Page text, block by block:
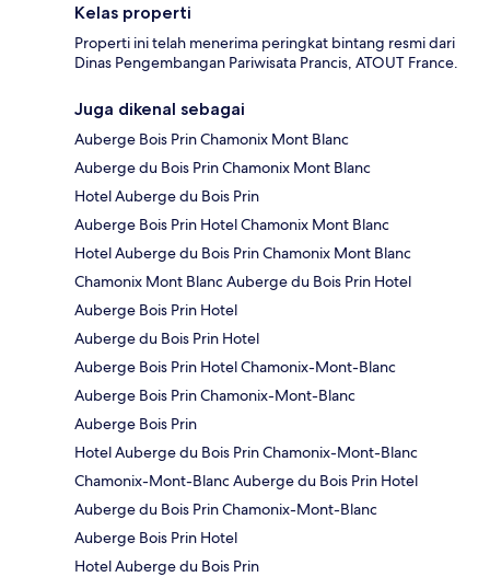
Kelas properti
Properti ini telah menerima peringkat bintang resmi dari
Dinas Pengembangan Pariwisata Prancis, ATOUT France.
Juga dikenal sebagai
Auberge Bois Prin Chamonix Mont Blanc
Auberge du Bois Prin Chamonix Mont Blanc
Hotel Auberge du Bois Prin
Auberge Bois Prin Hotel Chamonix Mont Blanc
Hotel Auberge du Bois Prin Chamonix Mont Blanc
Chamonix Mont Blanc Auberge du Bois Prin Hotel
Auberge Bois Prin Hotel
Auberge du Bois Prin Hotel
Auberge Bois Prin Hotel Chamonix-Mont-Blanc
Auberge Bois Prin Chamonix-Mont-Blanc
Auberge Bois Prin
Hotel Auberge du Bois Prin Chamonix-Mont-Blanc
Chamonix-Mont-Blanc Auberge du Bois Prin Hotel
Auberge du Bois Prin Chamonix-Mont-Blanc
Auberge Bois Prin Hotel
Hotel Auberge du Bois Prin